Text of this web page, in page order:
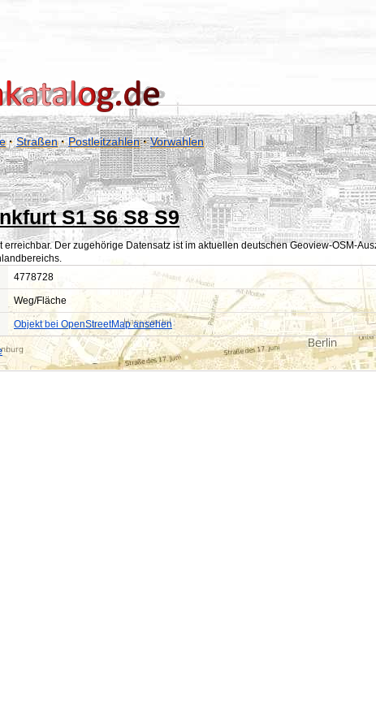
·Straßen·Postleitzahlen·Vorwahlen
S1 S6 S8 S9
erreichbar. Der zugehörige Datensatz ist im aktuellen deutschen Geoview-OSM-
4778728
Weg/Fläche
Objekt bei OpenStreetMap ansehen